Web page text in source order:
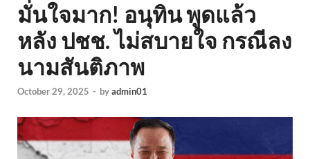
มั่นใจมาก! อนุทิน พูดแล้ว
หลัง ปชช. ไม่สบายใจ กรณีลง
นามสันติภาพ
October 29, 2025 - byadmin01